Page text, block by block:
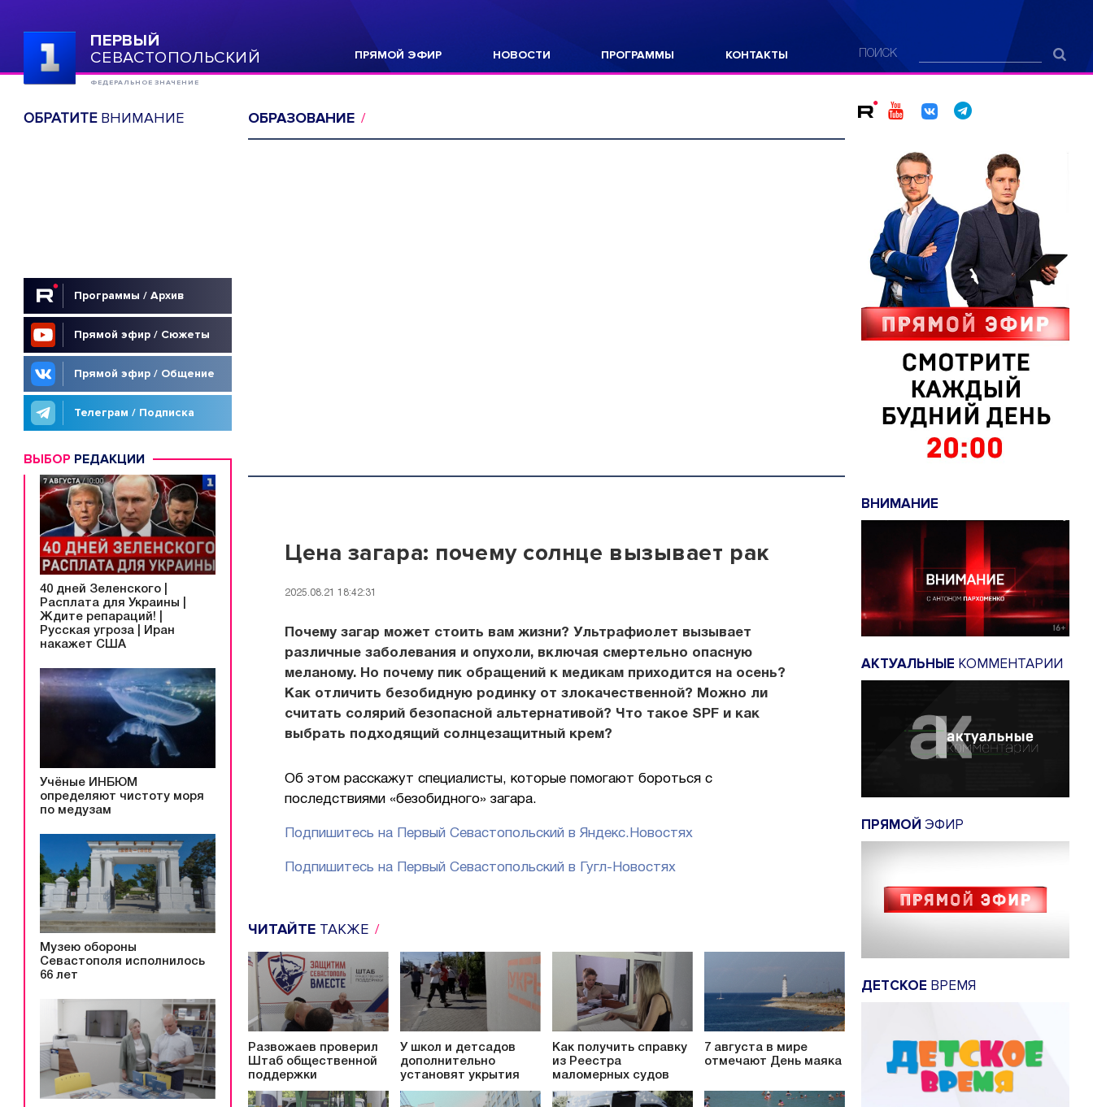
ПЕРВЫЙ
СЕВАСТОПОЛЬСКИЙ
ФЕДЕРАЛЬНОЕ ЗНАЧЕНИЕ
ПРЯМОЙ ЭФИР НОВОСТИ ПРОГРАММЫ КОНТАКТЫ ПОИСК
ОБРАТИТЕВНИМАНИЕ
Программы / Архив
Прямой эфир / Сюжеты
Прямой эфир / Общение
Телеграм / Подписка
ВЫБОР РЕДАКЦИИ
40 дней Зеленского |
Расплата для Украины |
Ждите репараций! |
Русская угроза | Иран
накажет США
Учёные ИНБЮМ
определяют чистоту моря
по медузам
Музею обороны
Севастополя исполнилось
66 лет
ОБРАЗОВАНИЕ
Цена загара: почему солнце вызывает рак
2025.08.21 18:42:31
Почему загар может стоить вам жизни? Ультрафиолет вызывает
различные заболевания и опухоли, включая смертельно опасную
меланому. Но почему пик обращений к медикам приходится на осень?
Как отличить безобидную родинку от злокачественной? Можно ли
считать солярий безопасной альтернативой? Что такое SPF и как
выбрать подходящий солнцезащитный крем?
Об этом расскажут специалисты, которые помогают бороться с
последствиями «безобидного» загара.
Подпишитесь на Первый Севастопольский в Яндекс.Новостях
Подпишитесь на Первый Севастопольский в Гугл-Новостях
ЧИТАЙТЕ ТАКЖЕ
Развожаев проверил
Штаб общественной
поддержки
У школ и детсадов
дополнительно
установят укрытия
Как получить справку
из Реестра
маломерных судов
7 августа в мире
отмечают День маяка
ВНИМАНИЕ
АКТУАЛЬНЫЕ КОММЕНТАРИИ
ПРЯМОЙ ЭФИР
ДЕТСКОЕ ВРЕМЯ